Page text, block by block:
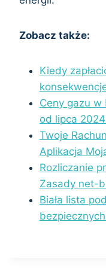
Zobacz także:
Kiedy
Ceny gazu w
od lipca
Twoje
Aplikacja
Rozliczanie
Zasady net-
Biała lista